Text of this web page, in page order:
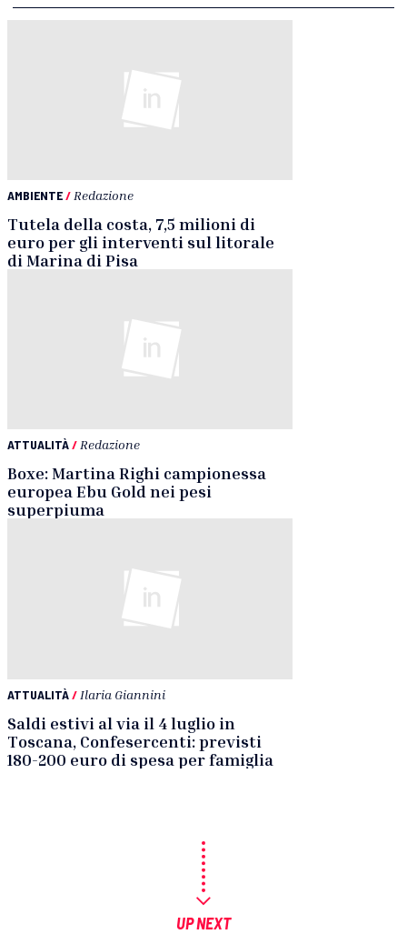
AMBIENTE/ Redazione
Tutela della costa, 7,5 milioni di
euro per gli interventi sul litorale
di Marina di Pisa
ATTUALITÀ/ Redazione
Boxe: Martina Righi campionessa
europea Ebu Gold nei pesi
superpiuma
ATTUALITÀ/ Ilaria Giannini
Saldi estivi al via il 4 luglio in
Toscana, Confesercenti: previsti
180-200 euro di spesa per famiglia
UP NEXT